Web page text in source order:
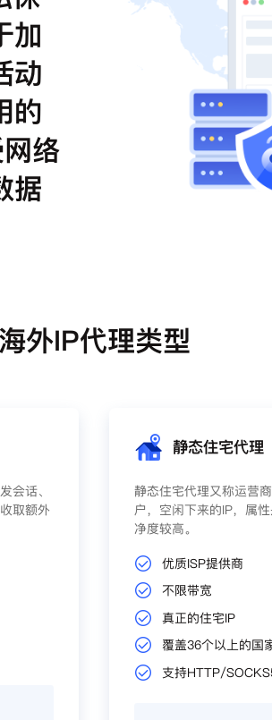
加
动
的
络
据
海外IP代理类型
会话、
取额外
静态住宅代理
静态住宅代理又称运营
户，空闲下来的IP，属
净度较高。
优质ISP提供商
不限带宽
真正的住宅IP
覆盖36个以上的国
支持HTTP/